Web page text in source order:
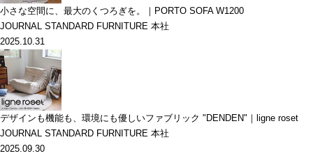
小さな空間に、最大のくつろぎを。｜PORTO SOFA W1200
JOURNAL STANDARD FURNITURE 本社
2025.10.31
デザインも機能も、環境にも優しいファブリック "DENDEN"｜ligne roset
JOURNAL STANDARD FURNITURE 本社
2025.09.30